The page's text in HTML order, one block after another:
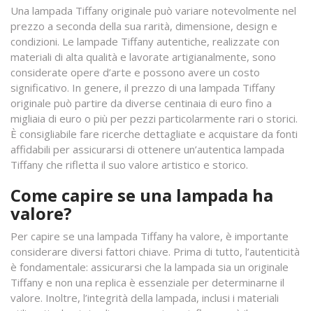
Una lampada Tiffany originale può variare notevolmente nel
prezzo a seconda della sua rarità, dimensione, design e
condizioni. Le lampade Tiffany autentiche, realizzate con
materiali di alta qualità e lavorate artigianalmente, sono
considerate opere d’arte e possono avere un costo
significativo. In genere, il prezzo di una lampada Tiffany
originale può partire da diverse centinaia di euro fino a
migliaia di euro o più per pezzi particolarmente rari o storici.
È consigliabile fare ricerche dettagliate e acquistare da fonti
affidabili per assicurarsi di ottenere un’autentica lampada
Tiffany che rifletta il suo valore artistico e storico.
Come capire se una lampada ha
valore?
Per capire se una lampada Tiffany ha valore, è importante
considerare diversi fattori chiave. Prima di tutto, l’autenticità
è fondamentale: assicurarsi che la lampada sia un originale
Tiffany e non una replica è essenziale per determinarne il
valore. Inoltre, l’integrità della lampada, inclusi i materiali